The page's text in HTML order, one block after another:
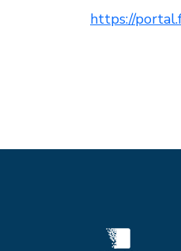
https://